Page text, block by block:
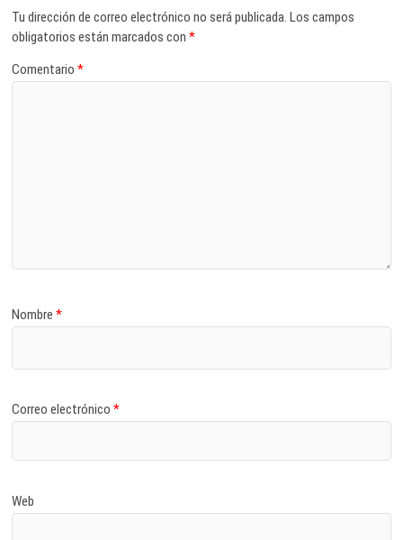
Tu dirección de correo electrónico no será publicada. Los campos
obligatorios están marcados con*
Comentario*
Nombre*
Correo electrónico*
Web